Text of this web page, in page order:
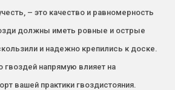
– это качество и равномерность
должны иметь ровные и острые
и надежно крепились к доске.
гвоздей напрямую влияет на
вашей практики гвоздистояния.